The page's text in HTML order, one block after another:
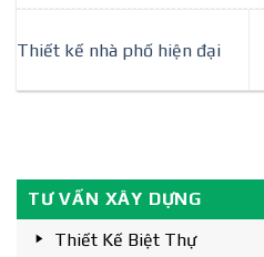
Thiết kế nhà phố hiện đại
TƯ VẤN XÂY DỰNG
Thiết Kế Biệt Thự